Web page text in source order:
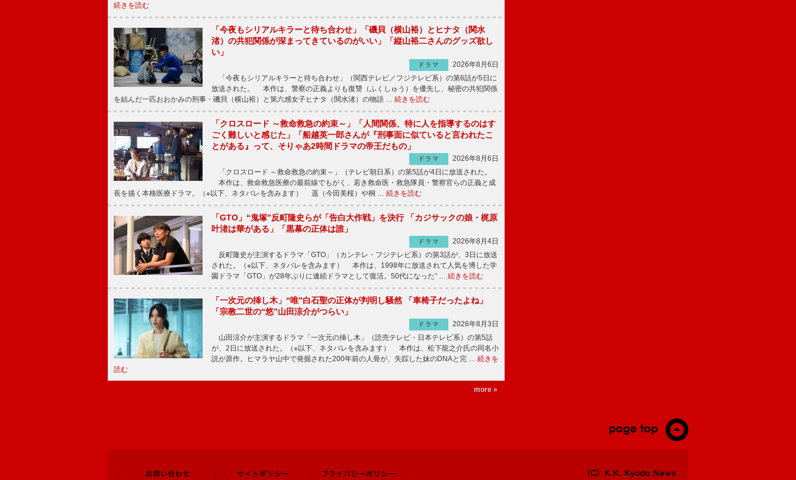
続きを読む
「今夜もシリアルキラーと待ち合わせ」「磯貝（横山裕）とヒナタ（関水
渚）の共犯関係が深まってきているのがいい」「縦山裕二さんのグッズ欲し
い」
ドラマ
2026年8月6日
「今夜もシリアルキラーと待ち合わせ」（関西テレビ／フジテレビ系）の第6話が5日に
放送された。 本作は、警察の正義よりも復讐（ふくしゅう）を優先し、秘密の共犯関係
を結んだ一匹おおかみの刑事・磯貝（横山裕）と第六感女子ヒナタ（関水渚）の物語 … 続きを読む
「クロスロード ～救命救急の約束～」「人間関係、特に人を指導するのはす
ごく難しいと感じた」「船越英一郎さんが『刑事面に似ていると言われたこ
とがある』って、そりゃあ2時間ドラマの帝王だもの」
ドラマ
2026年8月6日
「クロスロード ～救命救急の約束～」（テレビ朝日系）の第5話が4日に放送された。
本作は、救命救急医療の最前線でもがく、若き救命医・救急隊員・警察官らの正義と成
長を描く本格医療ドラマ。（※以下、ネタバレを含みます） 遥（今田美桜）や桐 … 続きを読む
「GTO」“鬼塚”反町隆史らが「告白大作戦」を決行 「カジサックの娘・梶原
叶渚は華がある」「黒幕の正体は誰」
ドラマ
2026年8月4日
反町隆史が主演するドラマ「GTO」（カンテレ・フジテレビ系）の第3話が、3日に放送
された。（※以下、ネタバレを含みます） 本作は、1998年に放送されて人気を博した学
園ドラマ「GTO」が28年ぶりに連続ドラマとして復活。50代になった“ … 続きを読む
「一次元の挿し木」“唯”白石聖の正体が判明し騒然 「車椅子だったよね」
「宗教二世の“悠”山田涼介がつらい」
ドラマ
2026年8月3日
山田涼介が主演するドラマ「一次元の挿し木」（読売テレビ・日本テレビ系）の第5話
が、2日に放送された。（※以下、ネタバレを含みます） 本作は、松下龍之介氏の同名小
説が原作。ヒマラヤ山中で発掘された200年前の人骨が、失踪した妹のDNAと完 … 続きを
読む
more »